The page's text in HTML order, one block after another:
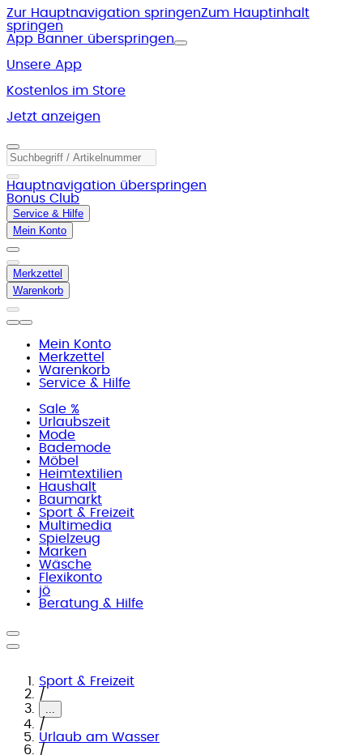
Zur Hauptnavigation springenZum Hauptinhalt
springen
App Banner überspringen
Unsere App
Kostenlos im Store
Jetzt anzeigen
Hauptnavigation überspringen
Bonus Club
Service & Hilfe
Mein Konto
Merkzettel
Warenkorb
Mein Konto
Merkzettel
Warenkorb
Service & Hilfe
Sale %
Urlaubszeit
Mode
Bademode
Möbel
Heimtextilien
Haushalt
Baumarkt
Sport & Freizeit
Multimedia
Spielzeug
Marken
Wäsche
Flexikonto
jö
Beratung & Hilfe
Sport & Freizeit
/
...
/
Urlaub am Wasser
/